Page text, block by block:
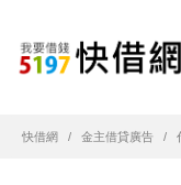
快借網 金主借貸廣告